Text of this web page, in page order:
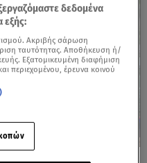
δεδομένα
εξής:
Ακριβής σάρωση
ταυτότητας. Αποθήκευση ή/
Εξατομικευμένη διαφήμιση
περιεχομένου, έρευνα κοινού